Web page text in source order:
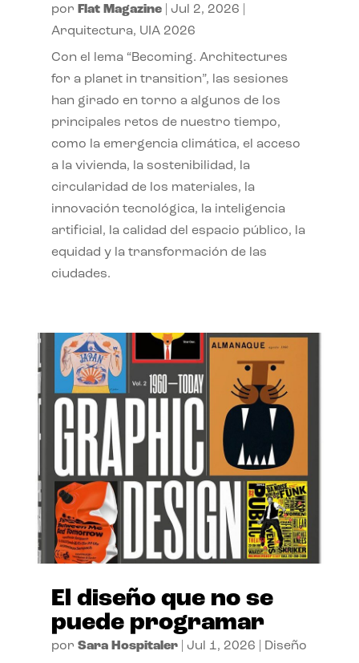
por Flat Magazine| Jul 2, 2026
Arquitectura, UIA 2026
Con el lema “Becoming. Architectures
for a planet in transition”, las sesiones
han girado en torno a algunos de los
principales retos de nuestro tiempo,
como la emergencia climática, el acceso
a la vivienda, la sostenibilidad, la
circularidad de los materiales, la
innovación tecnológica, la inteligencia
artificial, la calidad del espacio público, la
equidad y la transformación de las
ciudades.
El diseño que no se
puede programar
por Sara Hospitaler| Jul 1, 2026 Diseño